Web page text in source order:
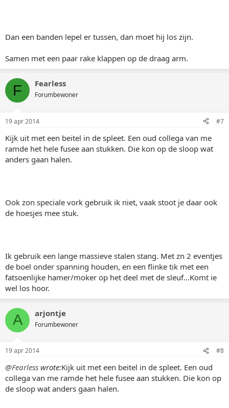
Dan een banden lepel er tussen, dan moet hij los zijn.
Samen met een paar rake klappen op de draag arm.
F Fearless
Forumbewoner
19 apr 2014 #7
Kijk uit met een beitel in de spleet. Een oud collega van me
ramde het hele fusee aan stukken. Die kon op de sloop wat
anders gaan halen.
Ook zon speciale vork gebruik ik niet, vaak stoot je daar ook
de hoesjes mee stuk.
Ik gebruik een lange massieve stalen stang. Met zn 2 eventjes
de boel onder spanning houden, en een flinke tik met een
fatsoenlijke hamer/moker op het deel met de sleuf...Komt ie
wel los hoor.
A arjontje
Forumbewoner
19 apr 2014 #8
@Fearless wrote:Kijk uit met een beitel in de spleet. Een oud
collega van me ramde het hele fusee aan stukken. Die kon op
de sloop wat anders gaan halen.